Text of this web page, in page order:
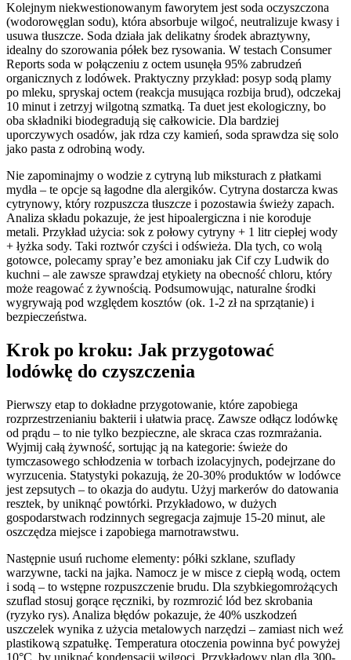
Kolejnym niekwestionowanym faworytem jest soda oczyszczona
(wodorowęglan sodu), która absorbuje wilgoć, neutralizuje kwasy i
usuwa tłuszcze. Soda działa jak delikatny środek abraztywny,
idealny do szorowania półek bez rysowania. W testach Consumer
Reports soda w połączeniu z octem usunęła 95% zabrudzeń
organicznych z lodówek. Praktyczny przykład: posyp sodą plamy
po mleku, spryskaj octem (reakcja musująca rozbija brud), odczekaj
10 minut i zetrzyj wilgotną szmatką. Ta duet jest ekologiczny, bo
oba składniki biodegradują się całkowicie. Dla bardziej
uporczywych osadów, jak rdza czy kamień, soda sprawdza się solo
jako pasta z odrobiną wody.
Nie zapominajmy o wodzie z cytryną lub miksturach z płatkami
mydła – te opcje są łagodne dla alergików. Cytryna dostarcza kwas
cytrynowy, który rozpuszcza tłuszcze i pozostawia świeży zapach.
Analiza składu pokazuje, że jest hipoalergiczna i nie koroduje
metali. Przykład użycia: sok z połowy cytryny + 1 litr ciepłej wody
+ łyżka sody. Taki roztwór czyści i odświeża. Dla tych, co wolą
gotowce, polecamy spray’e bez amoniaku jak Cif czy Ludwik do
kuchni – ale zawsze sprawdzaj etykiety na obecność chloru, który
może reagować z żywnością. Podsumowując, naturalne środki
wygrywają pod względem kosztów (ok. 1-2 zł na sprzątanie) i
bezpieczeństwa.
Krok po kroku: Jak przygotować
lodówkę do czyszczenia
Pierwszy etap to dokładne przygotowanie, które zapobiega
rozprzestrzenianiu bakterii i ułatwia pracę. Zawsze odłącz lodówkę
od prądu – to nie tylko bezpieczne, ale skraca czas rozmrażania.
Wyjmij całą żywność, sortując ją na kategorie: świeże do
tymczasowego schłodzenia w torbach izolacyjnych, podejrzane do
wyrzucenia. Statystyki pokazują, że 20-30% produktów w lodówce
jest zepsutych – to okazja do audytu. Użyj markerów do datowania
resztek, by uniknąć powtórki. Przykładowo, w dużych
gospodarstwach rodzinnych segregacja zajmuje 15-20 minut, ale
oszczędza miejsce i zapobiega marnotrawstwu.
Następnie usuń ruchome elementy: półki szklane, szuflady
warzywne, tacki na jajka. Namocz je w misce z ciepłą wodą, octem
i sodą – to wstępne rozpuszczenie brudu. Dla szybkiegomrożących
szuflad stosuj gorące ręczniki, by rozmrozić lód bez skrobania
(ryzyko rys). Analiza błędów pokazuje, że 40% uszkodzeń
uszczelek wynika z użycia metalowych narzędzi – zamiast nich weź
plastikową szpatułkę. Temperatura otoczenia powinna być powyżej